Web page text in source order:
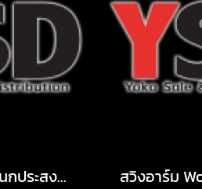
สเปรย์หล่อลื่นเอนกประสงค์ D1 450 ml